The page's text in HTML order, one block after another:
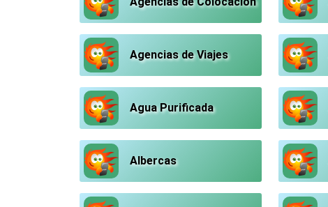
Agencias de Viajes
Agua Purificada
Albercas